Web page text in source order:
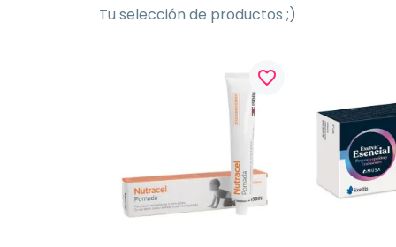
Tu selección de productos ;)
favorite_border